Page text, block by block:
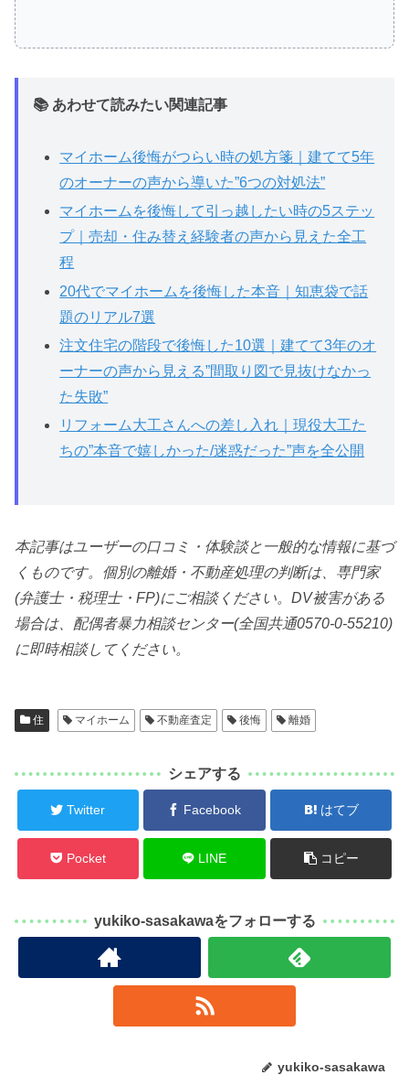
📚 あわせて読みたい関連記事
マイホーム後悔がつらい時の処方箋｜建てて5年
のオーナーの声から導いた”6つの対処法”
マイホームを後悔して引っ越したい時の5ステッ
プ｜売却・住み替え経験者の声から見えた全工
程
20代でマイホームを後悔した本音｜知恵袋で話
題のリアル7選
注文住宅の階段で後悔した10選｜建てて3年のオ
ーナーの声から見える”間取り図で見抜けなかっ
た失敗”
リフォーム大工さんへの差し入れ｜現役大工た
ちの”本音で嬉しかった/迷惑だった”声を全公開
本記事はユーザーの口コミ・体験談と一般的な情報に基づ
くものです。個別の離婚・不動産処理の判断は、専門家
(弁護士・税理士・FP)にご相談ください。DV被害がある
場合は、配偶者暴力相談センター(全国共通0570-0-55210)
に即時相談してください。
住 マイホーム 不動産査定 後悔 離婚
シェアする
Twitter Facebook はてブ
Pocket LINE コピー
yukiko-sasakawaをフォローする
yukiko-sasakawa